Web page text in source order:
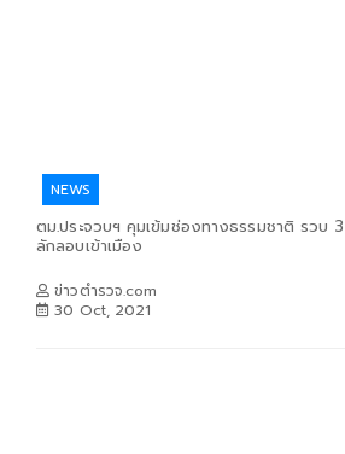
NEWS
ตม.ประจวบฯ คุมเข้มช่องทางธรรมชาติ รวบ
ลักลอบเข้าเมือง
ข่าวตำรวจ.com
30 Oct, 2021